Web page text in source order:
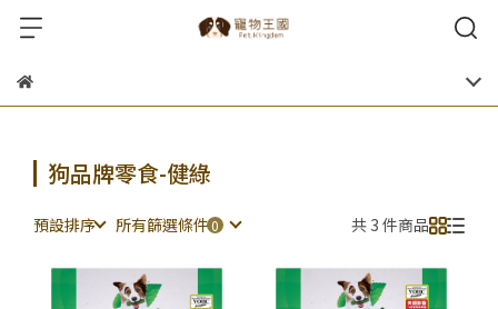
狗品牌零食-健綠
預設排序 所有篩選條件 共 3 件商品